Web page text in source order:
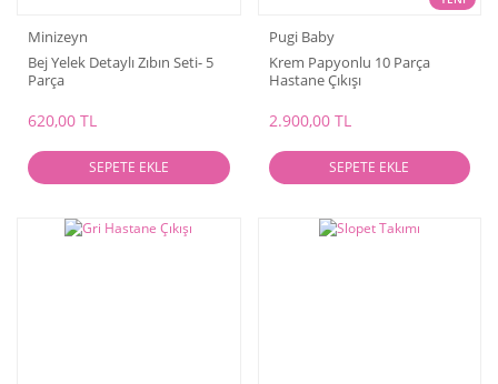
Minizeyn
Bej Yelek Detaylı Zıbın Seti- 5
Parça
620,00 TL
SEPETE EKLE
Pugi Baby
Krem Papyonlu 10 Parça
Hastane Çıkışı
2.900,00 TL
SEPETE EKLE